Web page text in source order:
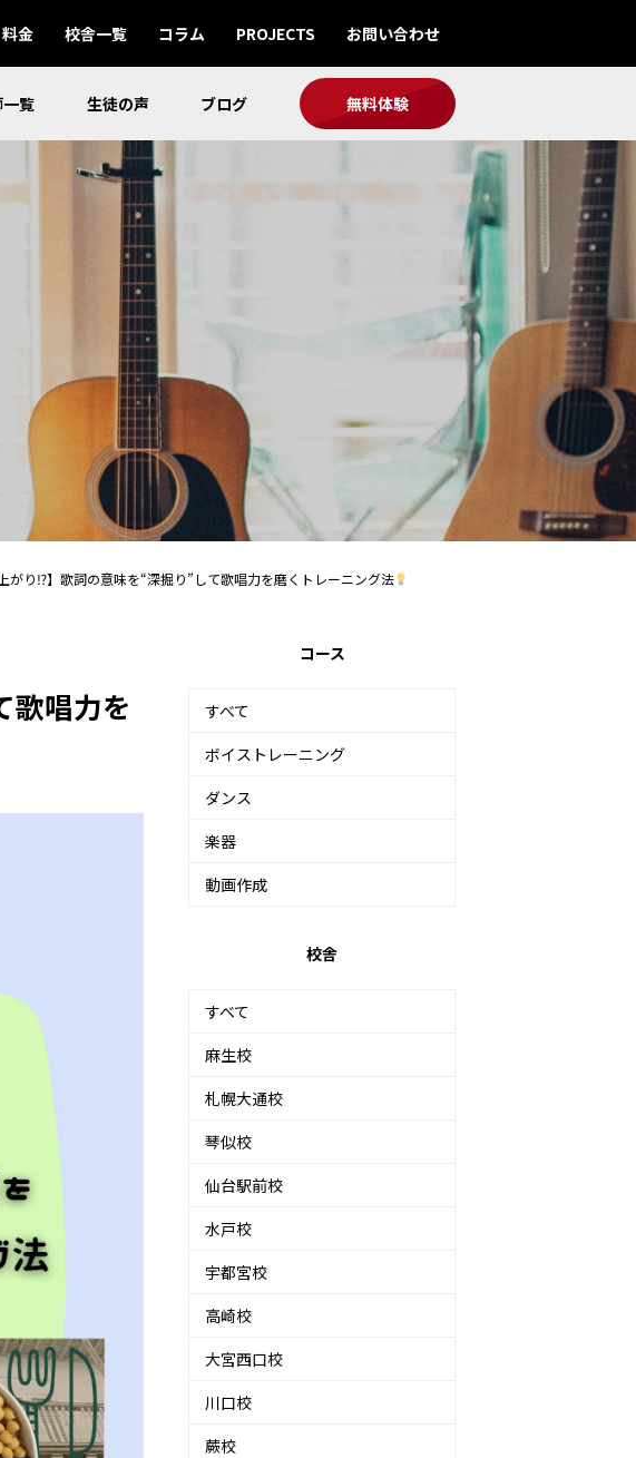
料金 校舎一覧 コラム PROJECTS お問い合わせ
覧 生徒の声 ブログ 無料体験
がり⁉】歌詞の意味を“深掘り”して歌唱力を磨くトレーニング法
歌唱力を
コース
すべて
ボイストレーニング
ダンス
楽器
動画作成
校舎
すべて
麻生校
札幌大通校
琴似校
仙台駅前校
水戸校
宇都宮校
高崎校
大宮西口校
川口校
蕨校